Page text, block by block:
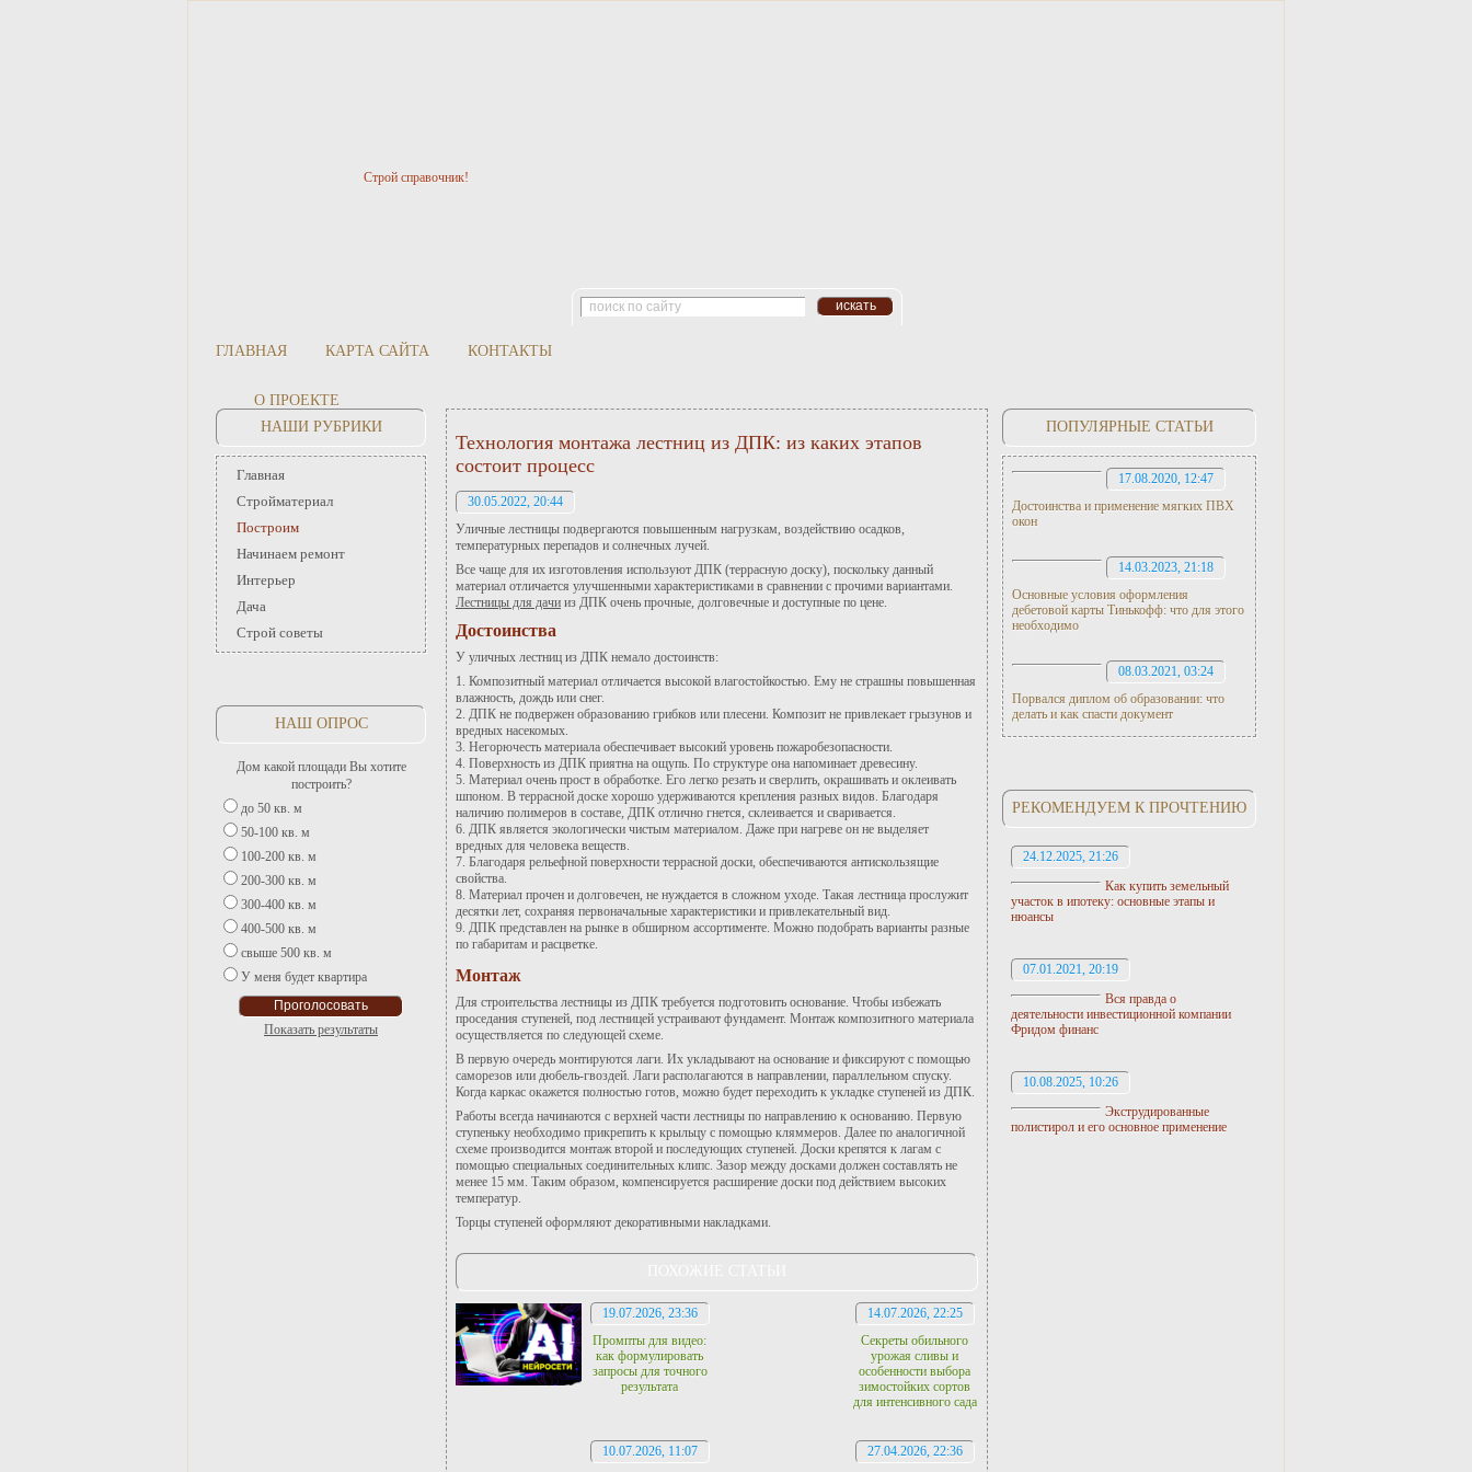
Строй справочник!
ГЛАВНАЯ КАРТА САЙТА КОНТАКТЫ
О ПРОЕКТЕ
НАШИ РУБРИКИ
Главная
Стройматериал
Построим
Начинаем ремонт
Интерьер
Дача
Строй советы
НАШ ОПРОС
Дом какой площади Вы хотите
построить?
до 50 кв. м
50-100 кв. м
100-200 кв. м
200-300 кв. м
300-400 кв. м
400-500 кв. м
свыше 500 кв. м
У меня будет квартира
Показать результаты
ПОПУЛЯРНЫЕ СТАТЬИ
17.08.2020, 12:47
Достоинства и применение мягких ПВХ
окон
14.03.2023, 21:18
Основные условия оформления
дебетовой карты Тинькофф: что для этого
необходимо
08.03.2021, 03:24
Порвался диплом об образовании: что
делать и как спасти документ
РЕКОМЕНДУЕМ К ПРОЧТЕНИЮ
24.12.2025, 21:26
Как купить земельный
участок в ипотеку: основные этапы и
нюансы
07.01.2021, 20:19
Вся правда о
деятельности инвестиционной компании
Фридом финанс
10.08.2025, 10:26
Экструдированные
полистирол и его основное применение
Технология монтажа лестниц из ДПК: из каких этапов
состоит процесс
30.05.2022, 20:44
Уличные лестницы подвергаются повышенным нагрузкам, воздействию осадков,
температурных перепадов и солнечных лучей.
Все чаще для их изготовления используют ДПК (террасную доску), поскольку данный
материал отличается улучшенными характеристиками в сравнении с прочими вариантами.
Лестницы для дачи из ДПК очень прочные, долговечные и доступные по цене.
Достоинства
У уличных лестниц из ДПК немало достоинств:
Композитный материал отличается высокой влагостойкостью. Ему не страшны повышенная
влажность, дождь или снег.
ДПК не подвержен образованию грибков или плесени. Композит не привлекает грызунов и
вредных насекомых.
Негорючесть материала обеспечивает высокий уровень пожаробезопасности.
Поверхность из ДПК приятна на ощупь. По структуре она напоминает древесину.
Материал очень прост в обработке. Его легко резать и сверлить, окрашивать и оклеивать
шпоном. В террасной доске хорошо удерживаются крепления разных видов. Благодаря
наличию полимеров в составе, ДПК отлично гнется, склеивается и сваривается.
ДПК является экологически чистым материалом. Даже при нагреве он не выделяет
вредных для человека веществ.
Благодаря рельефной поверхности террасной доски, обеспечиваются антискользящие
свойства.
Материал прочен и долговечен, не нуждается в сложном уходе. Такая лестница прослужит
десятки лет, сохраняя первоначальные характеристики и привлекательный вид.
ДПК представлен на рынке в обширном ассортименте. Можно подобрать варианты разные
по габаритам и расцветке.
Монтаж
Для строительства лестницы из ДПК требуется подготовить основание. Чтобы избежать
проседания ступеней, под лестницей устраивают фундамент. Монтаж композитного материала
осуществляется по следующей схеме.
В первую очередь монтируются лаги. Их укладывают на основание и фиксируют с помощью
саморезов или дюбель-гвоздей. Лаги располагаются в направлении, параллельном спуску.
Когда каркас окажется полностью готов, можно будет переходить к укладке ступеней из ДПК.
Работы всегда начинаются с верхней части лестницы по направлению к основанию. Первую
ступеньку необходимо прикрепить к крыльцу с помощью кляммеров. Далее по аналогичной
схеме производится монтаж второй и последующих ступеней. Доски крепятся к лагам с
помощью специальных соединительных клипс. Зазор между досками должен составлять не
менее 15 мм. Таким образом, компенсируется расширение доски под действием высоких
температур.
Торцы ступеней оформляют декоративными накладками.
19.07.2026, 23:36
Промпты для видео:
как формулировать
запросы для точного
результата
14.07.2026, 22:25
Секреты обильного
урожая сливы и
особенности выбора
зимостойких сортов
для интенсивного сада
10.07.2026, 11:07
27.04.2026, 22:36